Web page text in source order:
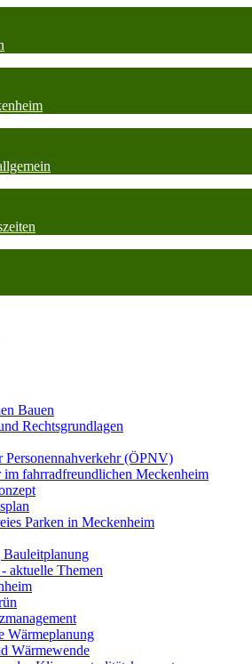
Bauen
Rechtsgrundlagen
Personennahverkehr (ÖPNV)
im fahrradfreundlichen Meckenheim
Parken in Meckenheim
aktuelle Themen
Wärmeplanung
Wärmewende